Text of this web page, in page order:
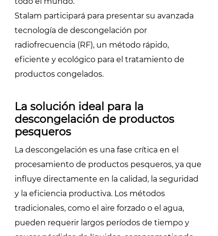
Stalam participará para presentar su avanzada
tecnología de descongelación por
radiofrecuencia (RF), un método rápido,
eficiente y ecológico para el tratamiento de
productos congelados.
La solución ideal para la
descongelación de productos
pesqueros
La descongelación es una fase crítica en el
procesamiento de productos pesqueros, ya que
influye directamente en la calidad, la seguridad
y la eficiencia productiva. Los métodos
tradicionales, como el aire forzado o el agua,
pueden requerir largos períodos de tiempo y